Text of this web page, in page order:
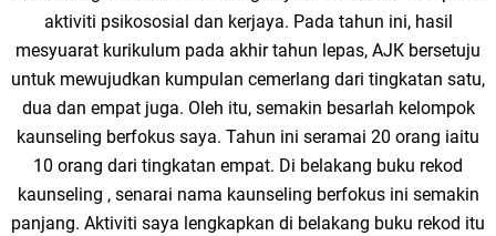
aktiviti psikososial dan kerjaya. Pada tahun ini, hasil
mesyuarat kurikulum pada akhir tahun lepas, AJK bersetuju
untuk mewujudkan kumpulan cemerlang dari tingkatan satu,
dua dan empat juga. Oleh itu, semakin besarlah kelompok
kaunseling berfokus saya. Tahun ini seramai 20 orang iaitu
10 orang dari tingkatan empat. Di belakang buku rekod
kaunseling , senarai nama kaunseling berfokus ini semakin
panjang. Aktiviti saya lengkapkan di belakang buku rekod itu